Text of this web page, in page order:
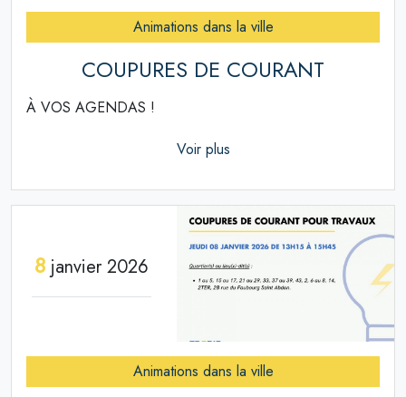
Animations dans la ville
COUPURES DE COURANT
À VOS AGENDAS !
Voir plus
8janvier 2026
Animations dans la ville